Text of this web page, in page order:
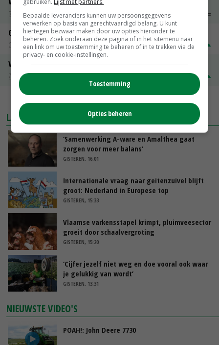
Barneveld
€ 1,09~
Gerst
Groningen
€ 197,00 € 2,00
Volle melkpoeder
Zuivel NL
€ 345,00 € 20,00
LAATSTE NIEUWS
‘Samenwerking A-ware en Amalthea gaat
zorgen voor meer balans’
GISTEREN, 16:01
Internationale vraag naar geitenzuivel blijft
groot: Nederland in Europese top
GISTEREN, 15:33
Vlaamse varkensstapel krimpt, pluimveesector
groeit door schaalvergroting
GISTEREN, 15:20
‘Cijfer jezelf niet weg en doe vooral ook waar
je gelukkig van wordt’
GISTEREN, 13:31
NIEUWSTE VIDEO'S
POAH!: John Deere 7730
gebruiken. Lijst met partners.
Bepaalde leveranciers kunnen uw persoonsgegevens
verwerken op basis van gerechtvaardigd belang. U kunt
hiertegen bezwaar maken door uw opties hieronder te
beheren. Zoek onderaan deze pagina of in het sitemenu naar
een link om uw toestemming te beheren of in te trekken via de
privacy- en cookie-instellingen.
Toestemming
Opties beheren